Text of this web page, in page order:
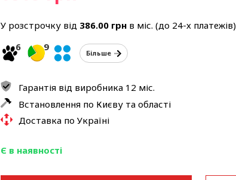
У розстрочку від 386.00 грн в міс. (до 24-х платежів)
6
9
Більше
Гарантія від виробника 12 міс.
Встановлення по Києву та області
Доставка по Україні
Є в наявності